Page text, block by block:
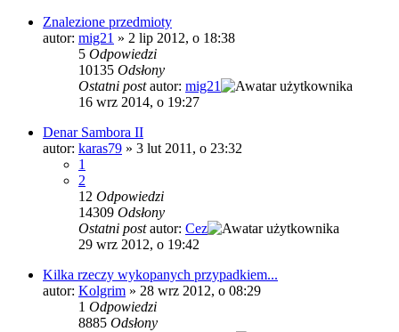
Znalezione przedmioty
autor: mig21 » 2 lip 2012, o 18:38
5 Odpowiedzi
10135 Odsłony
Ostatni postautor: mig21
16 wrz 2014, o 19:27
Denar Sambora II
autor: karas79 » 3 lut 2011, o 23:32
1
2
12 Odpowiedzi
14309 Odsłony
Ostatni postautor: Cez
29 wrz 2012, o 19:42
Kilka rzeczy wykopanych przypadkiem...
autor: Kolgrim » 28 wrz 2012, o 08:29
1 Odpowiedzi
8885 Odsłony